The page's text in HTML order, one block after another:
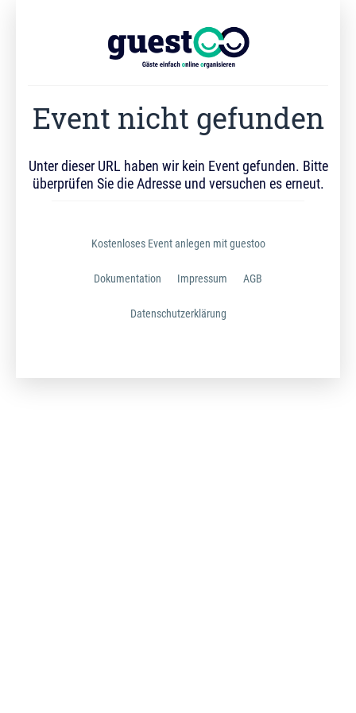
Event nicht gefunden
Unter dieser URL haben wir kein Event gefunden. Bitte
überprüfen Sie die Adresse und versuchen es erneut.
Kostenloses Event anlegen mit guestoo
Dokumentation Impressum AGB
Datenschutzerklärung